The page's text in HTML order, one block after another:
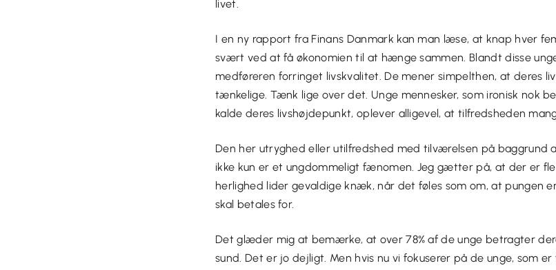
livet.
I en ny rapport fra Finans Danmark kan man læse, at knap hver
svært ved at få økonomien til at hænge sammen. Blandt disse
medføreren forringet livskvalitet. De mener simpelthen, at deres
tænkelige. Tænk lige over det. Unge mennesker, som ironisk nok
kalde deres livshøjdepunkt, oplever alligevel, at tilfredsheden
Den her utryghed eller utilfredshed med tilværelsen på baggrund
ikke kun er et ungdommeligt fænomen. Jeg gætter på, at der er
herlighed lider gevaldige knæk, når det føles som om, at pungen
skal betales for.
Det glæder mig at bemærke, at over 78% af de unge betragter
sund. Det er jo dejligt. Men hvis nu vi fokuserer på de unge, som